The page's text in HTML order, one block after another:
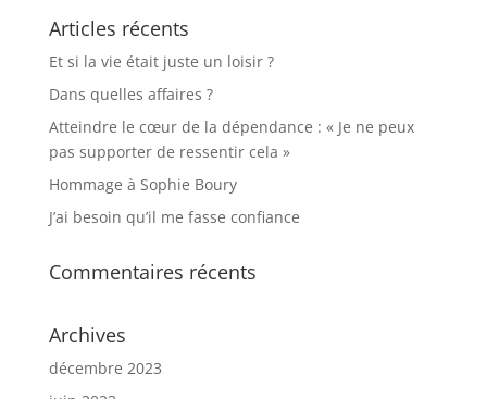
Articles récents
Et si la vie était juste un loisir ?
Dans quelles affaires ?
Atteindre le cœur de la dépendance : « Je ne peux
pas supporter de ressentir cela »
Hommage à Sophie Boury
J’ai besoin qu’il me fasse confiance
Commentaires récents
Archives
décembre 2023